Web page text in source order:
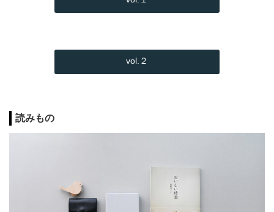
vol.２
読みもの